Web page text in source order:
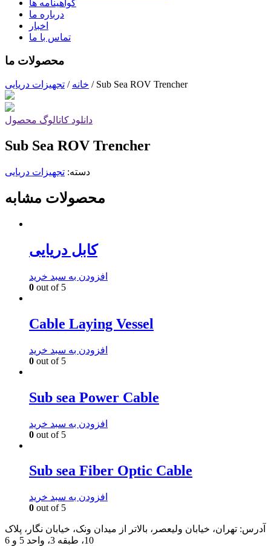
گواهینامه ها
درباره ما
اخبار
تماس با ما
محصولات ما
خانه / تجهیزات دریایی / Sub Sea ROV Trencher
دانلود کاتالوگ محصول
Sub Sea ROV Trencher
دسته: تجهیزات دریایی
محصولات مشابه
کابل دریایی
افزودن به سبد خرید
0 out of 5
Cable Laying Vessel
افزودن به سبد خرید
0 out of 5
Sub sea Power Cable
افزودن به سبد خرید
0 out of 5
Sub sea Fiber Optic Cable
افزودن به سبد خرید
0 out of 5
آدرس: تهران، خیابان ولیعصر، بالاتر از میدان ونک، خیابان نگار، پلاک
10، طبقه 3، واحد 5 و 6